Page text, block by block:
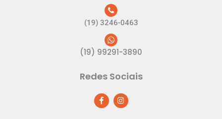
(19) 3246-0463
(19) 99291-3890
Redes Sociais
F
a
c
I
n
s